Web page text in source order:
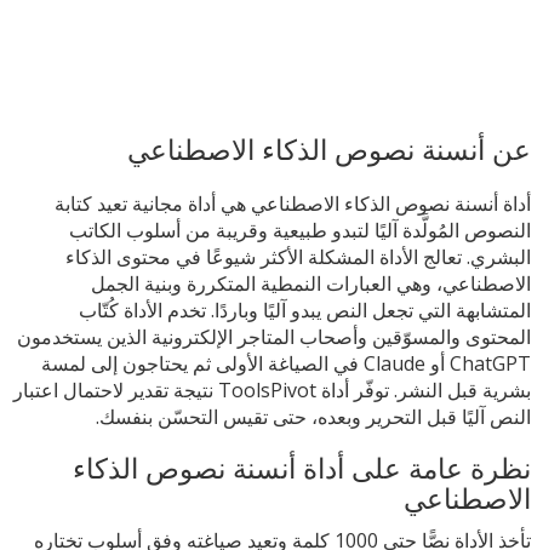
عن أنسنة نصوص الذكاء الاصطناعي
أداة أنسنة نصوص الذكاء الاصطناعي هي أداة مجانية تعيد كتابة
النصوص المُولَّدة آليًا لتبدو طبيعية وقريبة من أسلوب الكاتب
البشري. تعالج الأداة المشكلة الأكثر شيوعًا في محتوى الذكاء
الاصطناعي، وهي العبارات النمطية المتكررة وبنية الجمل
المتشابهة التي تجعل النص يبدو آليًا وباردًا. تخدم الأداة كُتّاب
المحتوى والمسوّقين وأصحاب المتاجر الإلكترونية الذين يستخدمون
ChatGPT أو Claude في الصياغة الأولى ثم يحتاجون إلى لمسة
بشرية قبل النشر. توفّر أداة ToolsPivot نتيجة تقدير لاحتمال اعتبار
النص آليًا قبل التحرير وبعده، حتى تقيس التحسّن بنفسك.
نظرة عامة على أداة أنسنة نصوص الذكاء
الاصطناعي
تأخذ الأداة نصًّا حتى 1000 كلمة وتعيد صياغته وفق أسلوب تختاره